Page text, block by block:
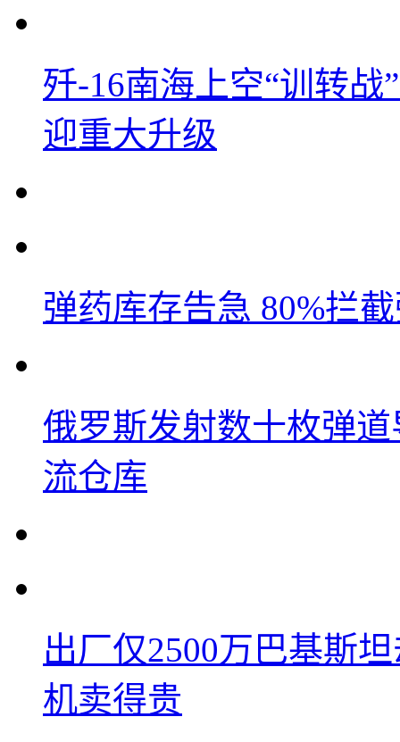
歼-16南海上空“训转
迎重大升级
弹药库存告急 80%拦
俄罗斯发射数十枚弹
流仓库
出厂仅2500万巴基斯
机卖得贵